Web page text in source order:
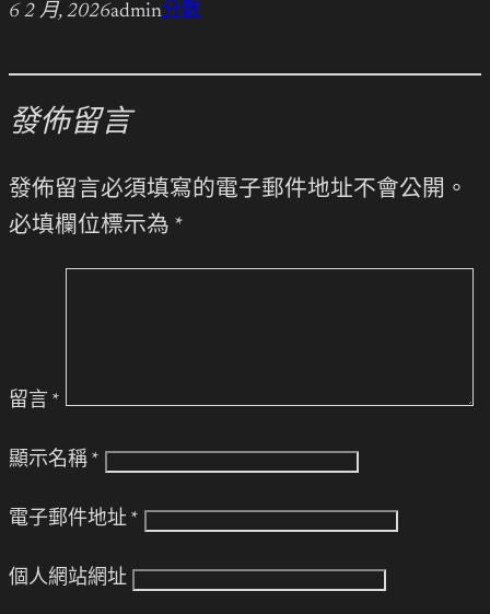
6 2 月, 2026admin分數
發佈留言
發佈留言必須填寫的電子郵件地址不會公開。
必填欄位標示為 *
留言 *
顯示名稱 *
電子郵件地址 *
個人網站網址